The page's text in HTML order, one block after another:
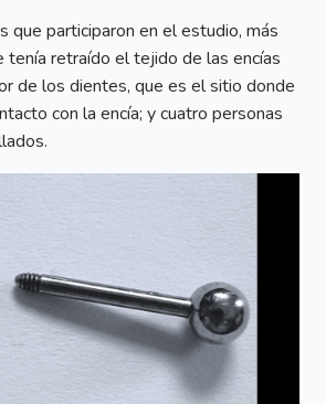
que participaron en el estudio, más
tenía retraído el tejido de las encías
de los dientes, que es el sitio donde
con la encía; y cuatro personas